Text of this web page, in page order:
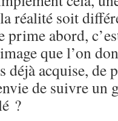
réalité soit
prime abord,
que l’on
déjà acquise, de
de suivre un
?